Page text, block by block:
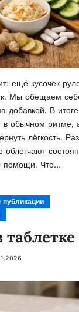
ещё кусочек
Мы обещаем
добавкой. В
в обычном
лёгкость.
облегчают
помощи. Что…
публикации